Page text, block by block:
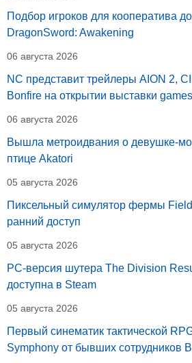
Подбор игроков для кооператива
DragonSword: Awakening
06 августа 2026
NC представит трейлеры AION 2,
Bonfire на открытии выставки
06 августа 2026
Вышла метроидвания о девушке-
птице Akatori
05 августа 2026
Пиксельный симулятор фермы
ранний доступ
05 августа 2026
PC-версия шутера The Division
доступна в Steam
05 августа 2026
Первый синематик тактической
Symphony от бывших сотрудников